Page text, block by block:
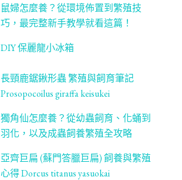
鼠婦怎麼養？從環境佈置到繁殖技
巧，最完整新手教學就看這篇！
DIY 保麗龍小冰箱
長頸鹿鋸鍬形蟲 繁殖與飼育筆記
Prosopocoilus giraffa keisukei
獨角仙怎麼養？從幼蟲飼育、化蛹到
羽化，以及成蟲飼養繁殖全攻略
亞齊巨扁 (蘇門答臘巨扁) 飼養與繁殖
心得 Dorcus titanus yasuokai